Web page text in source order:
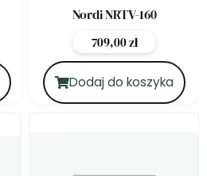
Nordi NRTV-160
709,00zł
Dodaj do koszyka